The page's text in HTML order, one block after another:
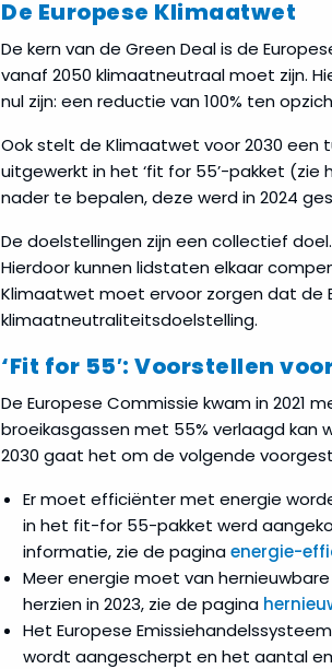
De Europese Klimaatwet
De kern van de Green Deal is de
vanaf 2050 klimaatneutraal moet zijn.
nul zijn: een reductie van 100% ten
Ook stelt de Klimaatwet voor 2030 een
uitgewerkt in het ‘fit for 55’-pakket
nader te bepalen, deze werd in 2024
De doelstellingen zijn een collectief
Hierdoor kunnen lidstaten elkaar
Klimaatwet moet ervoor zorgen dat de
klimaatneutraliteitsdoelstelling.
‘Fit for 55′: Voorstellen
De Europese Commissie kwam in 2021
broeikasgassen met 55% verlaagd kan
2030 gaat het om de volgende
Er moet efficiënter met energie
in het fit-for 55-pakket werd
informatie, zie de paginaenergie-
Meer energie moet van
herzien in 2023, zie de pagina
Het Europese
wordt aangescherpt en het aantal